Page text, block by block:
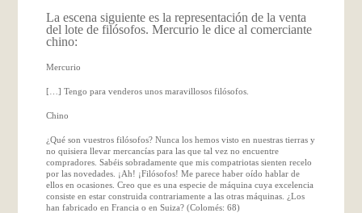
La escena siguiente es la representación de la venta
del lote de filósofos. Mercurio le dice al comerciante
chino:
Mercurio
[…] Tengo para venderos unos maravillosos filósofos.
Chino
¿Qué son vuestros filósofos? Nunca los hemos visto en nuestras tierras y
no quisiera llevar mercancías para las que tal vez no encuentre
compradores. Sabéis sobradamente que mis compatriotas sienten recelo
por las novedades. ¡Ah! ¡Filósofos! Me parece haber oído hablar de
ellos en ocasiones. Creo que es una especie de máquina cuya excelencia
consiste en estar construida contrariamente a las otras máquinas. ¿Los
han fabricado en Francia o en Suiza? (Colomés: 68)